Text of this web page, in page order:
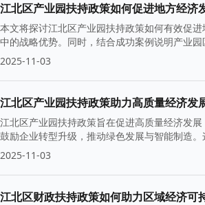
江北区产业园扶持政策如何促进地方经济
本文将探讨江北区产业园扶持政策如何有效促
中的战略优势。同时，结合成功案例说明产业
2025-11-03
江北区产业园扶持政策助力高质量经济发
江北区产业园扶持政策旨在促进高质量经济发
鼓励企业转型升级，推动绿色发展与智能制造
2025-11-03
江北区财政扶持政策如何助力区域经济可